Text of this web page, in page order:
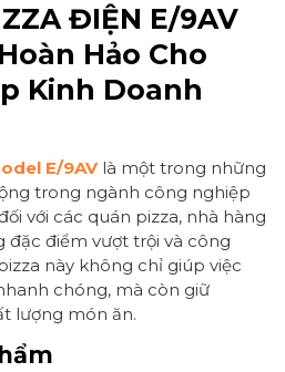
ĐIỆN E/9AV
Hảo Cho
Kinh Doanh
E/9AVlà một trong những
trong ngành công nghiệp
với các quán pizza, nhà hàng
đặc điểm vượt trội và công
này không chỉ giúp việc
chóng, mà còn giữ
lượng món ăn.